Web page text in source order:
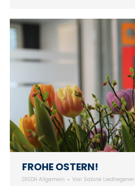
FROHE OSTERN!
DISDH Allgemein Von Sabine Liedhegener